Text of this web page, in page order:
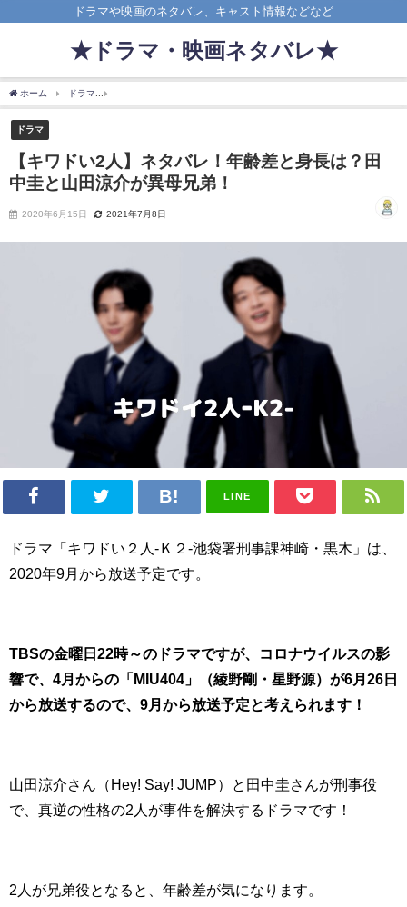
ドラマや映画のネタバレ、キャスト情報などなど
★ドラマ・映画ネタバレ★
ホーム ドラマ
ドラマ
【キワドい2人】ネタバレ！年齢差と身長は？田
中圭と山田涼介が異母兄弟！
2020年6月15日 2021年7月8日
LINE
ドラマ「キワドい２人-Ｋ２-池袋署刑事課神崎・黒木」は、
2020年9月から放送予定です。
TBSの金曜日22時～のドラマですが、コロナウイルスの影
響で、4月からの「MIU404」（綾野剛・星野源）が6月26日
から放送するので、9月から放送予定と考えられます！
山田涼介さん（Hey! Say! JUMP）と田中圭さんが刑事役
で、真逆の性格の2人が事件を解決するドラマです！
2人が兄弟役となると、年齢差が気になります。